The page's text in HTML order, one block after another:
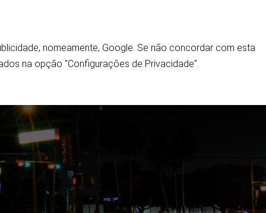
Home
nomeamente, Google. Se não concordar com esta
na opção "Configurações de Privacidade".